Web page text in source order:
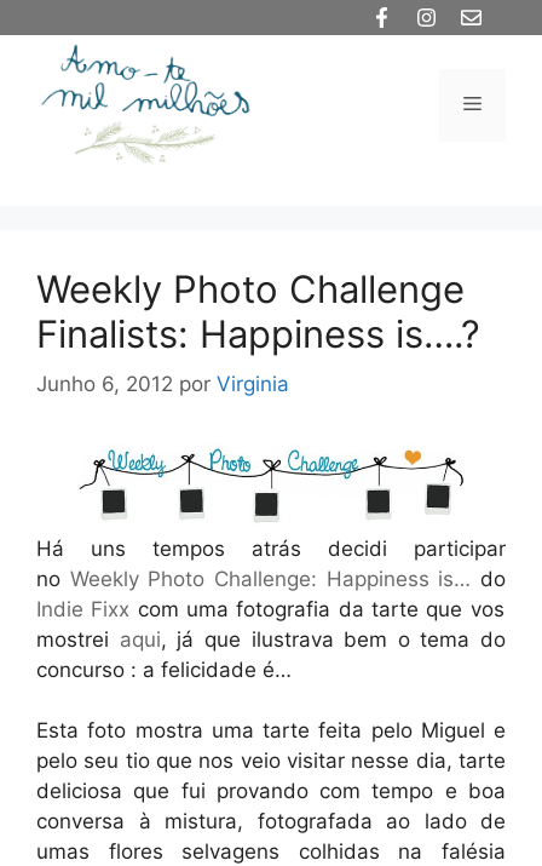
conteúdo
Menu
Weekly Photo Challenge
Finalists: Happiness is….?
Junho 6, 2012 por Virginia
Há uns tempos atrás decidi participar
no Weekly Photo Challenge: Happiness is… do
Indie Fixx com uma fotografia da tarte que vos
mostrei aqui, já que ilustrava bem o tema do
concurso : a felicidade é…
Esta foto mostra uma tarte feita pelo Miguel e
pelo seu tio que nos veio visitar nesse dia, tarte
deliciosa que fui provando com tempo e boa
conversa à mistura, fotografada ao lado de
umas flores selvagens colhidas na falésia